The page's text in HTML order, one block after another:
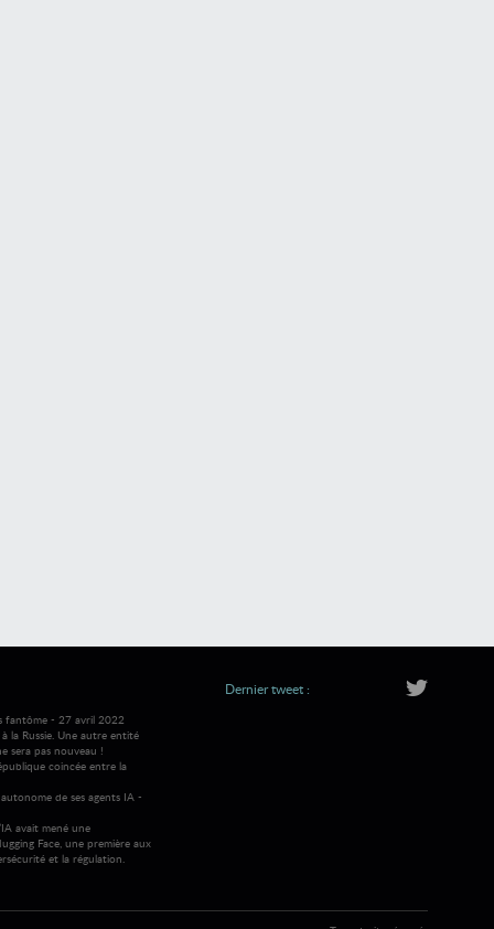
fantôme - 27 avril 2022
la Russie. Une autre entité
sera pas nouveau !
coincée entre la
de ses agents IA -
avait mené une
Face, une première aux
et la régulation.
Dernier tweet :